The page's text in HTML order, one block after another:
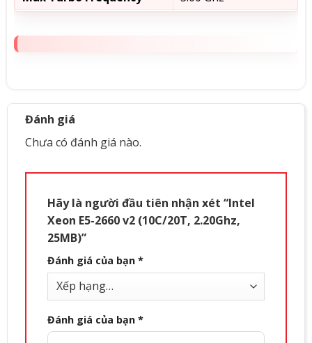
Đánh giá
Chưa có đánh giá nào.
Hãy là người đầu tiên nhận xét “Intel
Xeon E5-2660 v2 (10C/20T, 2.20Ghz,
25MB)”
Đánh giá của bạn *
Đánh giá của bạn *